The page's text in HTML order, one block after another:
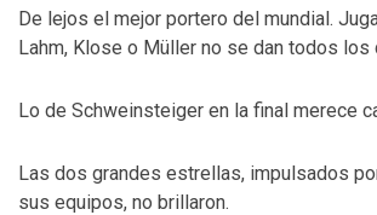
De lejos el mejor portero del mundial.
Lahm, Klose o Müller no se dan todos los
Lo de Schweinsteiger en la final merece
Las dos grandes estrellas, impulsados
sus equipos, no brillaron.